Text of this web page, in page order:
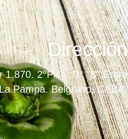
Dirección
1.870. 2°Piso. D° "B" Entre
Pampa. Belgrano. CABA.